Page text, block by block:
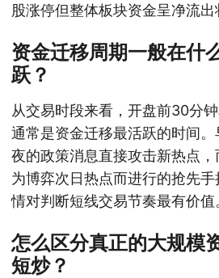
股涨停但整体板块资金呈净流出
资金迁移周期一般在什
跃？
从交易时段来看，开盘前30分
通常是资金迁移最活跃的时间
夜的政策消息直接攻击新热点
为博弈次日热点而进行的抢先
情对判断短线交易节奏最有价值
怎么区分真正的大规模
短炒？